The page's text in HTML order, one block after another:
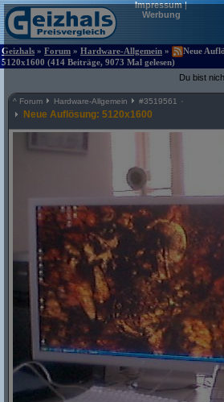
Impressum|
Werbung
Geizhals » Forum » Hardware-Allgemein »
Neue
5120x1600 (414 Beiträge, 9073 Mal gelesen)
Du bist
^ Forum Hardware-Allgemein #3519561
Neue Auflösung: 5120x1600